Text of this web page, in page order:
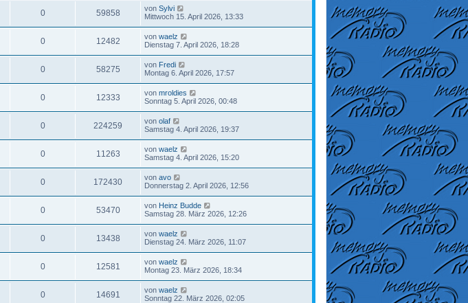
0 59858 von Sylvi
Mittwoch 15. April 2026, 13:33
0 12482 von waelz
Dienstag 7. April 2026, 18:28
0 58275 von Fredi
Montag 6. April 2026, 17:57
0 12333 von mroldies
Sonntag 5. April 2026, 00:48
0 224259 von olaf
Samstag 4. April 2026, 19:37
0 11263 von waelz
Samstag 4. April 2026, 15:20
0 172430 von avo
Donnerstag 2. April 2026, 12:56
0 53470 von Heinz Budde
Samstag 28. März 2026, 12:26
0 13438 von waelz
Dienstag 24. März 2026, 11:07
0 12581 von waelz
Montag 23. März 2026, 18:34
0 14691 von waelz
Sonntag 22. März 2026, 02:05